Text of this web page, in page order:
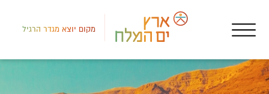
מקום יוצא מגדר הרגיל